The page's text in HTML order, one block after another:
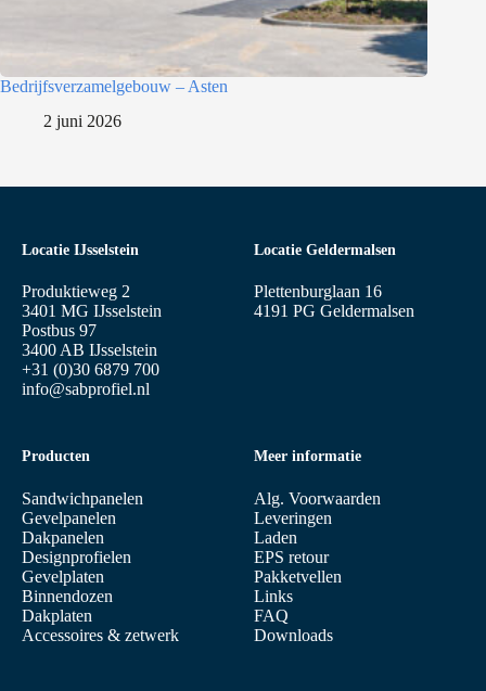
Bedrijfsverzamelgebouw – Asten
2 juni 2026
Locatie IJsselstein
Produktieweg 2
3401 MG IJsselstein
Postbus 97
3400 AB IJsselstein
+31 (0)30 6879 700
info@sabprofiel.nl
Producten
Sandwichpanelen
Gevelpanelen
Dakpanelen
Designprofielen
Gevelplaten
Binnendozen
Dakplaten
Accessoires & zetwerk
Meer informatie
Alg. Voorwaarden
Leveringen
Laden
EPS retour
Pakketvellen
Links
FAQ
Downloads
Locatie Geldermalsen
Plettenburglaan 16
4191 PG Geldermalsen